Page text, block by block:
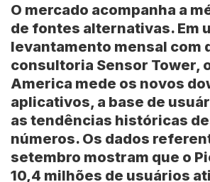
O mercado acompanha a
de fontes alternativas. Em
levantamento mensal com
consultoria Sensor Tower,
America mede os novos
aplicativos, a base de
as tendências históricas
números. Os dados
setembro mostram que o
10,4 milhões de usuários